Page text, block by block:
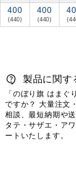
400
(440)
400
(440)
製品に関す
「のぼり旗 はま
ですか？ 大量注文
相談、最短納期や
タテ・サザエ・ア
ートいたします。